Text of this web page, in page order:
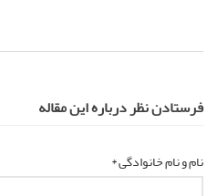
فرستادن نظر درباره این مقاله
نام و نام خانوادگی *